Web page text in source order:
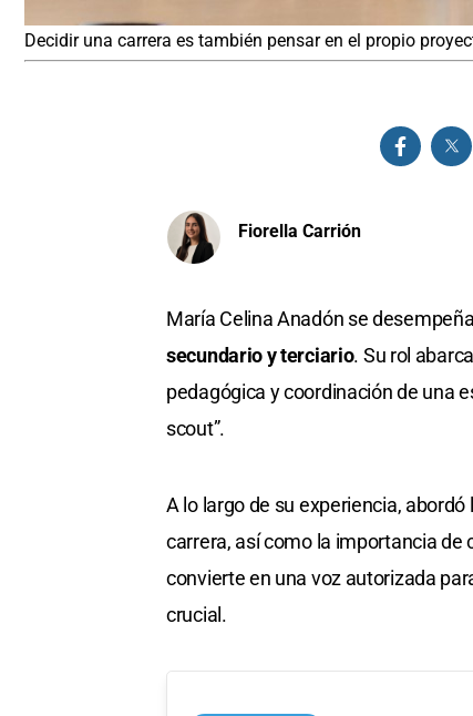
Decidir una carrera es también pensar en el propio
Fiorella Carrión
María Celina Anadón se
secundario y terciario. Su rol
pedagógica y coordinación de una
scout”.
A lo largo de su experiencia,
carrera, así como la importancia de
convierte en una voz autorizada
crucial.